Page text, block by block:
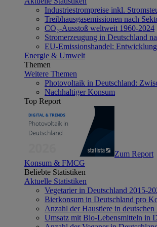
Industriestrompreise inkl.
Treibhausgasemissionen nach
CO₂-Ausstoß weltweit 1960-2024
Stromerzeugung in Deutschland
EU-Emissionshandel:
Energie & Umwelt
Themen
Weitere Themen
Photovoltaik in Deutschland:
Nachhaltiger Konsum
Top Report
Zum Report
Konsum & FMCG
Beliebte Statistiken
Aktuelle Statistiken
Vegetarier in Deutschland 2015-
Bierkonsum in Deutschland pro
Anzahl der Haustiere in
Umsatz mit Bio-Lebensmitteln in